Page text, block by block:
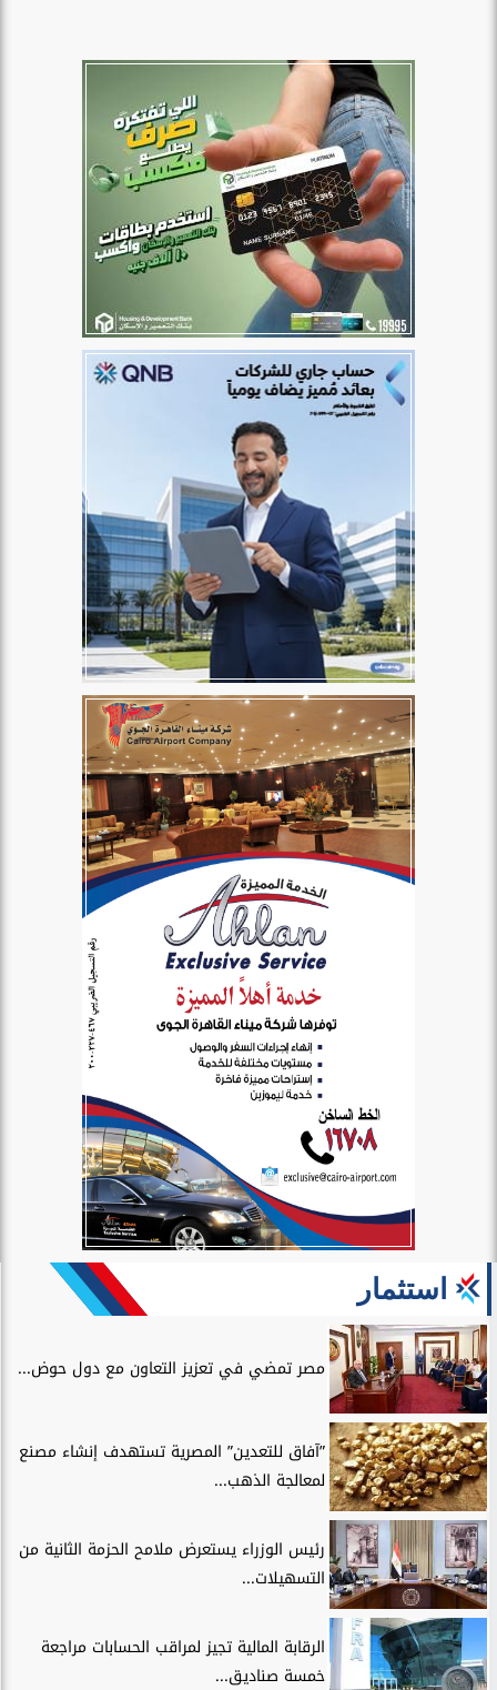
استثمار
مصر تمضي في تعزيز التعاون مع دول حوض...
”آفاق للتعدين” المصرية تستهدف إنشاء مصنع
لمعالجة الذهب...
رئيس الوزراء يستعرض ملامح الحزمة الثانية من
التسهيلات...
الرقابة المالية تجيز لمراقب الحسابات مراجعة
خمسة صناديق...